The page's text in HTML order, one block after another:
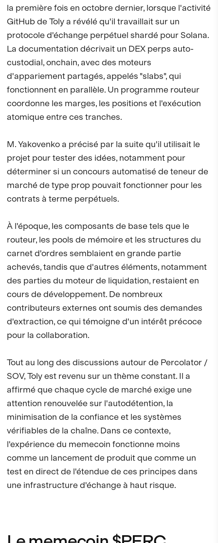
la première fois en octobre dernier, lorsque l'activité
GitHub de Toly a révélé qu'il travaillait sur un
protocole d'échange perpétuel shardé pour Solana.
La documentation décrivait un DEX perps auto-
custodial, onchain, avec des moteurs
d'appariement partagés, appelés "slabs", qui
fonctionnent en parallèle. Un programme routeur
coordonne les marges, les positions et l'exécution
atomique entre ces tranches.
M. Yakovenko a précisé par la suite qu'il utilisait le
projet pour tester des idées, notamment pour
déterminer si un concours automatisé de teneur de
marché de type prop pouvait fonctionner pour les
contrats à terme perpétuels.
À l'époque, les composants de base tels que le
routeur, les pools de mémoire et les structures du
carnet d'ordres semblaient en grande partie
achevés, tandis que d'autres éléments, notamment
des parties du moteur de liquidation, restaient en
cours de développement. De nombreux
contributeurs externes ont soumis des demandes
d'extraction, ce qui témoigne d'un intérêt précoce
pour la collaboration.
Tout au long des discussions autour de Percolator /
SOV, Toly est revenu sur un thème constant. Il a
affirmé que chaque cycle de marché exige une
attention renouvelée sur l'autodétention, la
minimisation de la confiance et les systèmes
vérifiables de la chaîne. Dans ce contexte,
l'expérience du memecoin fonctionne moins
comme un lancement de produit que comme un
test en direct de l'étendue de ces principes dans
une infrastructure d'échange à haut risque.